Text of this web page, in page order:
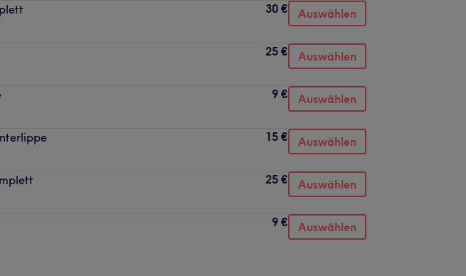
30 € Auswählen
25 € Auswählen
9 € Auswählen
15 € Auswählen
25 € Auswählen
9 € Auswählen